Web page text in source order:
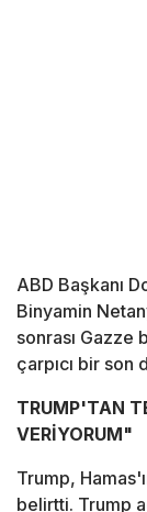
ABD Başkanı
Binyamin
sonrası Gazze
çarpıcı bir son
TRUMP'TAN
VERİYORUM"
Trump,
belirtti. Trump